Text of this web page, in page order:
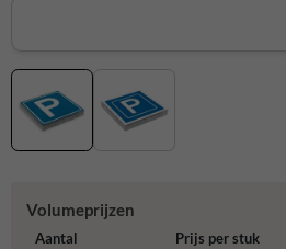
Volumeprijzen
Aantal Prijs per stuk